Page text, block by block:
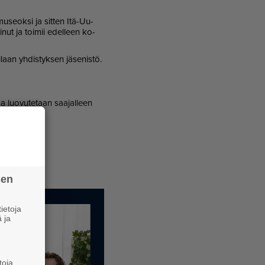
ja sit­ten Itä-Uu­
ja toi­mii edel­leen ko­
yh­dis­tyk­sen jä­se­nis­tö.
luo­vu­te­taan saa­jal­leen
ja